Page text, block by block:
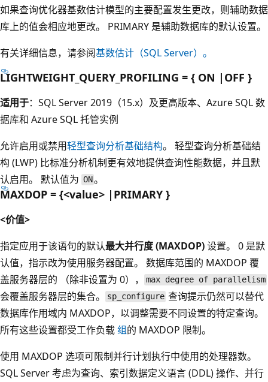
如果查询优化器基数估计模型的主要配置发生更改，则辅助数据
库上的值会相应地更改。 PRIMARY 是辅助数据库的默认设置。
有关详细信息，请参阅基数估计（SQL Server）。
LIGHTWEIGHT_QUERY_PROFILING = { ON |OFF }
适用于：SQL Server 2019（15.x）及更高版本、Azure SQL 数
据库和 Azure SQL 托管实例
允许启用或禁用轻型查询分析基础结构。 轻型查询分析基础结
构 (LWP) 比标准分析机制更有效地提供查询性能数据，并且默
认启用。 默认值为 ON。
MAXDOP = {<value> |PRIMARY }
<价值>
指定应用于该语句的默认最大并行度 (MAXDOP)设置。 0 是默
认值，指示改为使用服务器配置。 数据库范围的 MAXDOP 覆
盖服务器层的 （除非设置为 0），
max degree of parallelism
会覆盖服务器层的集合。 sp_configure 查询提示仍然可以替代
数据库作用域内 MAXDOP，以调整需要不同设置的特定查询。
所有这些设置都受工作负载组的 MAXDOP 限制。
使用 MAXDOP 选项可限制并行计划执行中使用的处理器数。
SQL Server 考虑为查询、索引数据定义语言 (DDL) 操作、并行